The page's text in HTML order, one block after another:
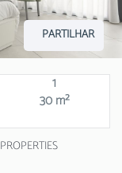
PARTILHAR
1
30 m²